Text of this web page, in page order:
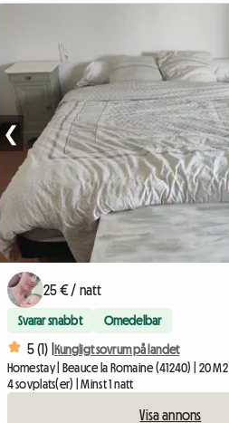
❮
25 € / natt
Svarar snabbt Omedelbar
5 (1) |
Kungligt sovrum på landet
Homestay | Beauce la Romaine (41240) | 20 M2
4 sovplats(er) | Minst 1 natt
Visa annons